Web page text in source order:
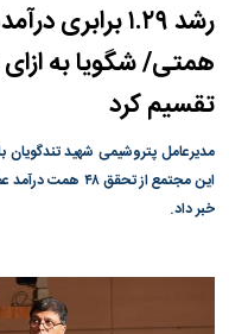
تقسیم کرد
خبر داد.